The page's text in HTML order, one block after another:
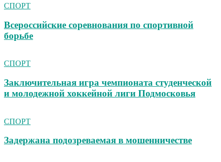
СПОРТ
Всероссийские соревнования по спортивной
борьбе
СПОРТ
Заключительная игра чемпионата студенческой
и молодежной хоккейной лиги Подмосковья
СПОРТ
Задержана подозреваемая в мошенничестве